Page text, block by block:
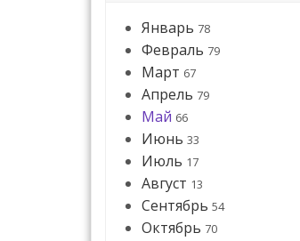
Январь 78
Февраль 79
Март 67
Апрель 79
Май 66
Июнь 33
Июль 17
Август 13
Сентябрь 54
Октябрь 70